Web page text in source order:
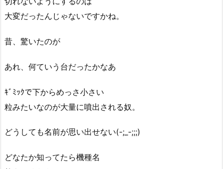
大変だったんじゃないですかね。
昔、驚いたのが
あれ、何ていう台だったかなあ
ｷﾞﾐｯｸで下からめっさ小さい
粒みたいなのが大量に噴出される奴。
どうしても名前が思い出せない(-;_-;;;)
どなたか知ってたら機種名